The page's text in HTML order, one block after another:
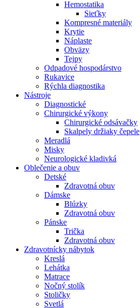
Hemostatika
Sieťky
Kompresné materiály
Krytie
Náplaste
Obväzy
Tejpy
Odpadové hospodárstvo
Rukavice
Rýchla diagnostika
Nástroje
Diagnostické
Chirurgické výkony
Chirurgické odsávačky
Skalpely držiaky čepele
Meradlá
Misky
Neurologické kladivká
Oblečenie a obuv
Detské
Zdravotná obuv
Dámske
Blúzky
Zdravotná obuv
Pánske
Trička
Zdravotná obuv
Zdravotnícky nábytok
Kreslá
Lehátka
Matrace
Nočný stolík
Stoličky
Svetlá